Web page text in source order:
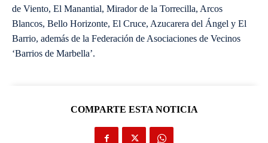
de Viento, El Manantial, Mirador de la Torrecilla, Arcos
Blancos, Bello Horizonte, El Cruce, Azucarera del Ángel y El
Barrio, además de la Federación de Asociaciones de Vecinos
‘Barrios de Marbella’.
COMPARTE ESTA NOTICIA